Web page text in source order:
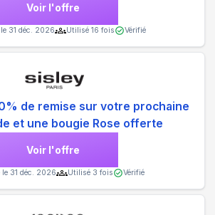
Voir l'offre
31 déc. 2026 Utilisé 16 fois Vérifié
de remise sur votre prochaine
et une bougie Rose offerte
Voir l'offre
le 31 déc. 2026 Utilisé 3 fois Vérifié